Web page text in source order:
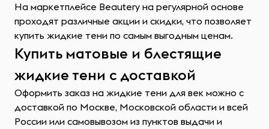
На маркетплейсе Beautery на регулярной основе
проходят различные акции и скидки, что позволяет
купить жидкие тени по самым выгодным ценам.
Купить матовые и блестящие
жидкие тени с доставкой
Оформить заказ на жидкие тени для век можно с
доставкой по Москве, Московской области и всей
России или самовывозом из пунктов выдачи и